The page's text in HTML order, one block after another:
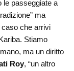
le passeggiate a
ma
che arrivi
Stiamo
ma un diritto
Roy, “un altro